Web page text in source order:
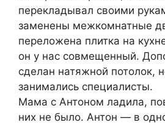
перекладывал своими
заменены межкомнатные
переложена плитка на
он у нас совмещенный.
сделан натяжной потолок,
занимались специалисты.
Мама с Антоном ладила,
них не было. Антон — в